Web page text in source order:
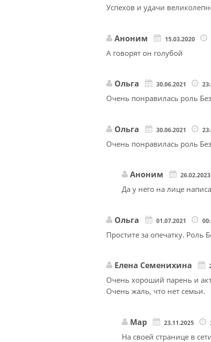
Успехов и удачи
Аноним 15.03.2020
А говорят он голубой
Ольга 30.06.2021
Очень понравилась роль
Ольга 30.06.2021
Очень понравилась роль
Аноним 26.02.2023
Да у него на лице
Ольга 01.07.2021
Простите за опечатку. Роль
Елена Семенихина
Очень хороший парень и
Очень жаль, что нет семьи.
Мар 23.11.2025
На своей странице в